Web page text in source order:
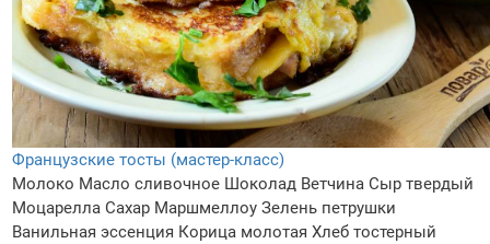
Французские тосты (мастер-класс)
Молоко Масло сливочное Шоколад Ветчина Сыр твердый
Моцарелла Сахар Маршмеллоу Зелень петрушки
Ванильная эссенция Корица молотая Хлеб тостерный